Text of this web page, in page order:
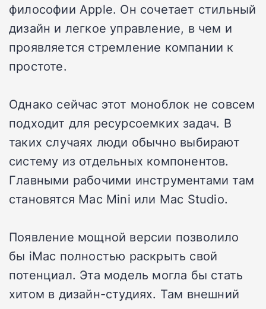
философии Apple. Он сочетает стильный
дизайн и легкое управление, в чем и
проявляется стремление компании к
простоте.
Однако сейчас этот моноблок не совсем
подходит для ресурсоемких задач. В
таких случаях люди обычно выбирают
систему из отдельных компонентов.
Главными рабочими инструментами там
становятся Mac Mini или Mac Studio.
Появление мощной версии позволило
бы iMac полностью раскрыть свой
потенциал. Эта модель могла бы стать
хитом в дизайн-студиях. Там внешний